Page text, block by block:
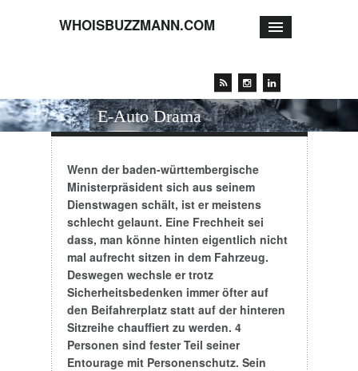
WHOISBUZZMANN.COM
Rolex vs. Casio: Das deutsche
E-Auto Drama
Wenn der baden-württembergische
Ministerpräsident sich aus seinem
Dienstwagen schält, ist er meistens
schlecht gelaunt. Eine Frechheit sei
dass, man könne hinten eigentlich nicht
mal aufrecht sitzen in dem Fahrzeug.
Deswegen wechsle er trotz
Sicherheitsbedenken immer öfter auf
den Beifahrerplatz statt auf der hinteren
Sitzreihe chauffiert zu werden. 4
Personen sind fester Teil seiner
Entourage mit Personenschutz. Sein